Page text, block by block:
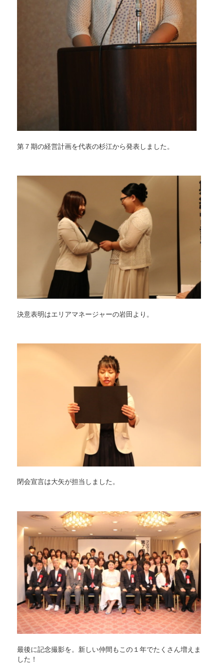
第７期の経営計画を代表の杉江から発表しました。
決意表明はエリアマネージャーの岩田より。
閉会宣言は大矢が担当しました。
最後に記念撮影を。新しい仲間もこの１年でたくさん増えま
した！